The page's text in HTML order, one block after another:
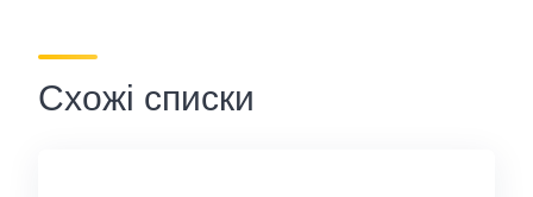
Схожі списки